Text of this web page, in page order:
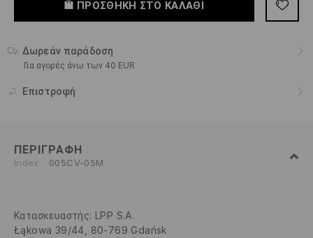
ΠΡΟΣΘΉΚΗ ΣΤΟ ΚΑΛΆΘΙ
Δωρεάν παράδοση
Για αγορές άνω των 40 EUR
Επιστροφή
ΠΕΡΙΓΡΑΦΉ
Index 005CV-05M
Κατασκευαστής: LPP S.A.
Łąkowa 39/44, 80-769 Gdańsk